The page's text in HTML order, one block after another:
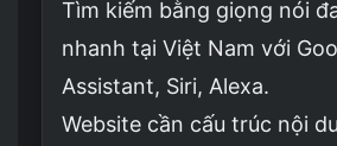
Tìm kiếm bằng giọng nói
nhanh tại Việt Nam với
Assistant, Siri, Alexa.
Website cần cấu trúc nội